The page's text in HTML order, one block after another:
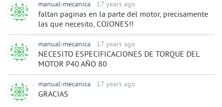
manual-mecanica 17 years ago
faltan paginas en la parte del motor, precisamente
las que necesito, COJONES!!
manual-mecanica 17 years ago
NECESITO ESPECIFICACIONES DE TORQUE DEL
MOTOR P40 AÑO 80
manual-mecanica 17 years ago
GRACIAS